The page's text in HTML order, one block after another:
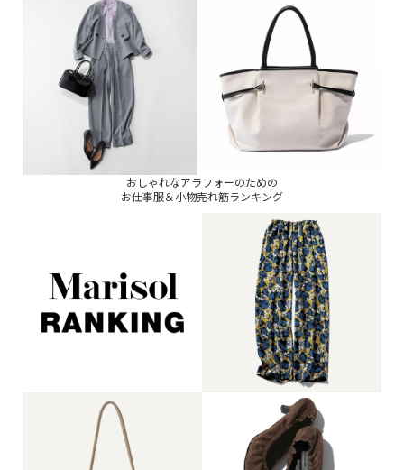
おしゃれなアラフォーのための
お仕事服＆小物売れ筋ランキング